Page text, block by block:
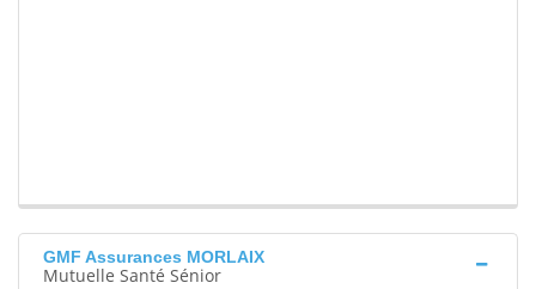
GMF Assurances MORLAIX
Mutuelle Santé Sénior